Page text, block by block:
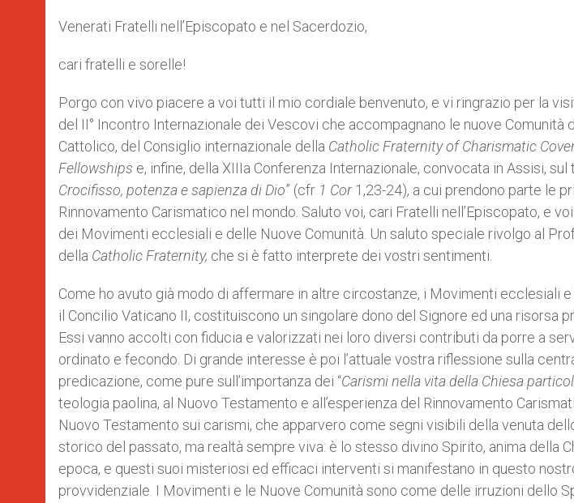
Venerati Fratelli nell’Episcopato e nel Sacerdozio,
cari fratelli e sorelle!
Porgo con vivo piacere a voi tutti il mio cordiale benvenuto, e vi ringrazio per la
del II° Incontro Internazionale dei Vescovi che accompagnano le nuove Comunità
Cattolico, del Consiglio internazionale della Catholic Fraternity of Charismatic
Fellowships e, infine, della XIIIa Conferenza Internazionale, convocata in Assisi, sul
Crocifisso, potenza e sapienza di Dio” (cfr 1 Cor1,23-24), a cui prendono parte le
Rinnovamento Carismatico nel mondo. Saluto voi, cari Fratelli nell’Episcopato, e
dei Movimenti ecclesiali e delle Nuove Comunità. Un saluto speciale rivolgo al
della Catholic Fraternity, che si è fatto interprete dei vostri sentimenti.
Come ho avuto già modo di affermare in altre circostanze, i Movimenti ecclesiali
il Concilio Vaticano II, costituiscono un singolare dono del Signore ed una risorsa
Essi vanno accolti con fiducia e valorizzati nei loro diversi contributi da porre a
ordinato e fecondo. Di grande interesse è poi l’attuale vostra riflessione sulla
predicazione, come pure sull’importanza dei “Carismi nella vita della Chiesa
teologia paolina, al Nuovo Testamento e all’esperienza del Rinnovamento
Nuovo Testamento sui carismi, che apparvero come segni visibili della venuta
storico del passato, ma realtà sempre viva: è lo stesso divino Spirito, anima della
epoca, e questi suoi misteriosi ed efficaci interventi si manifestano in questo
provvidenziale. I Movimenti e le Nuove Comunità sono come delle irruzioni dello